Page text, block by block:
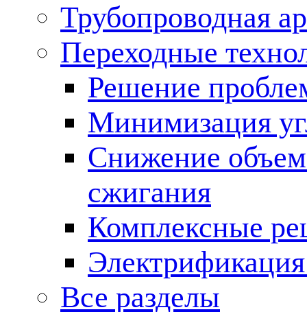
Трубопроводная
Переходные
Решение
Минимизация
Снижение
сжигания
Комплексные
Все разделы